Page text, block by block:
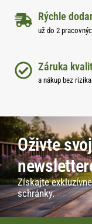
Rýchle
už do 2
Záruka
a nákup bez rizika
Oživte
Získajte
schránky.